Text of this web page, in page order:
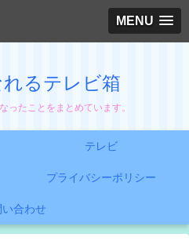
MENU
るテレビ箱
ったことをまとめています。
テレビ
プライバシーポリシー
い合わせ